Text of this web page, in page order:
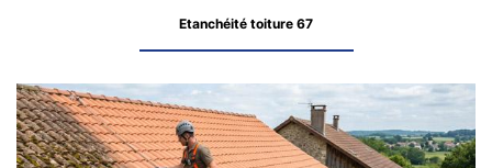
Etanchéité toiture 67